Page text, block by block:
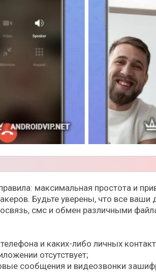
максимальная простота и
Будьте уверены, что все
смс и обмен различными
и каких-либо личных
отсутствует;
сообщения и видеозвонки